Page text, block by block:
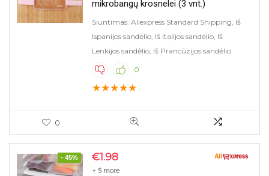
IP ar WiFi kameros
Įrankiai
Įrankiai (peiliai, šakutės ir pan.)
Išmanieji laikrodžiai
Išmanieji laikrodžiai
Kepsninių priedai
Kojinės
Kompiuterinė technika
Kosmetika, priemonės grožiui
mikrobangų krosnelei (3 vnt.)
Siuntimas: Aliexpress Standard Shipping, Iš
Ispanijos sandėlio, Iš Italijos sandėlio, Iš
Lenkijos sandėlio, Iš Prancūzijos sandėlio
0
★★★★★
0
- 45% €1.98
+ 5 more